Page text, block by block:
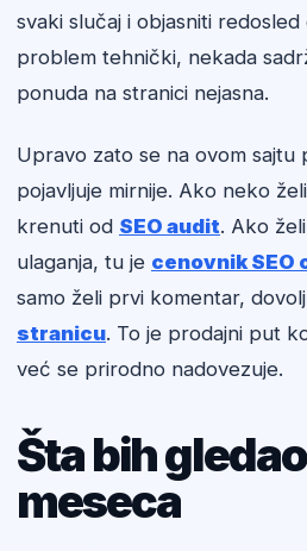
svaki slučaj i objasniti
problem tehnički, nekada
ponuda na stranici nejasna.
Upravo zato se na ovom sajtu
pojavljuje mirnije. Ako neko
krenuti od SEO audit. Ako
ulaganja, tu je cenovnik SEO
samo želi prvi komentar,
stranicu. To je prodajni put
već se prirodno nadovezuje.
Šta bih
meseca